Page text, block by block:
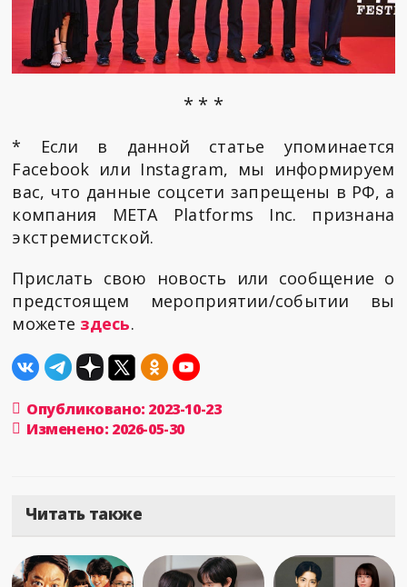
* * *
* Если в данной статье упоминается
Facebook или Instagram, мы информируем
вас, что данные соцсети запрещены в РФ, а
компания META Platforms Inc. признана
экстремистской.
Прислать свою новость или сообщение о
предстоящем мероприятии/событии вы
можете здесь.
Опубликовано: 2023-10-23
Изменено: 2026-05-30
Читать также